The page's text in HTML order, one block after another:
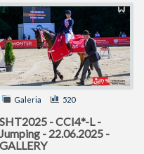
Galeria 520
SHT2025 - CCI4*-L -
Jumping - 22.06.2025 -
GALLERY